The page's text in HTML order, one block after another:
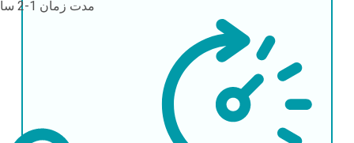
مدت زمان 1-2 ساعت